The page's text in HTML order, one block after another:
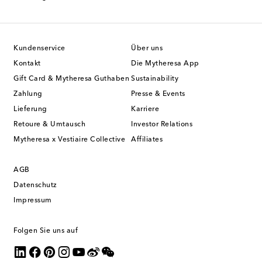
Kundenservice
Kontakt
Gift Card & Mytheresa Guthaben
Zahlung
Lieferung
Retoure & Umtausch
Mytheresa x Vestiaire Collective
Über uns
Die Mytheresa App
Sustainability
Presse & Events
Karriere
Investor Relations
Affiliates
AGB
Datenschutz
Impressum
Folgen Sie uns auf